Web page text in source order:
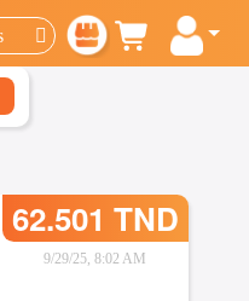
62.501 TND
9/29/25, 8:02 AM